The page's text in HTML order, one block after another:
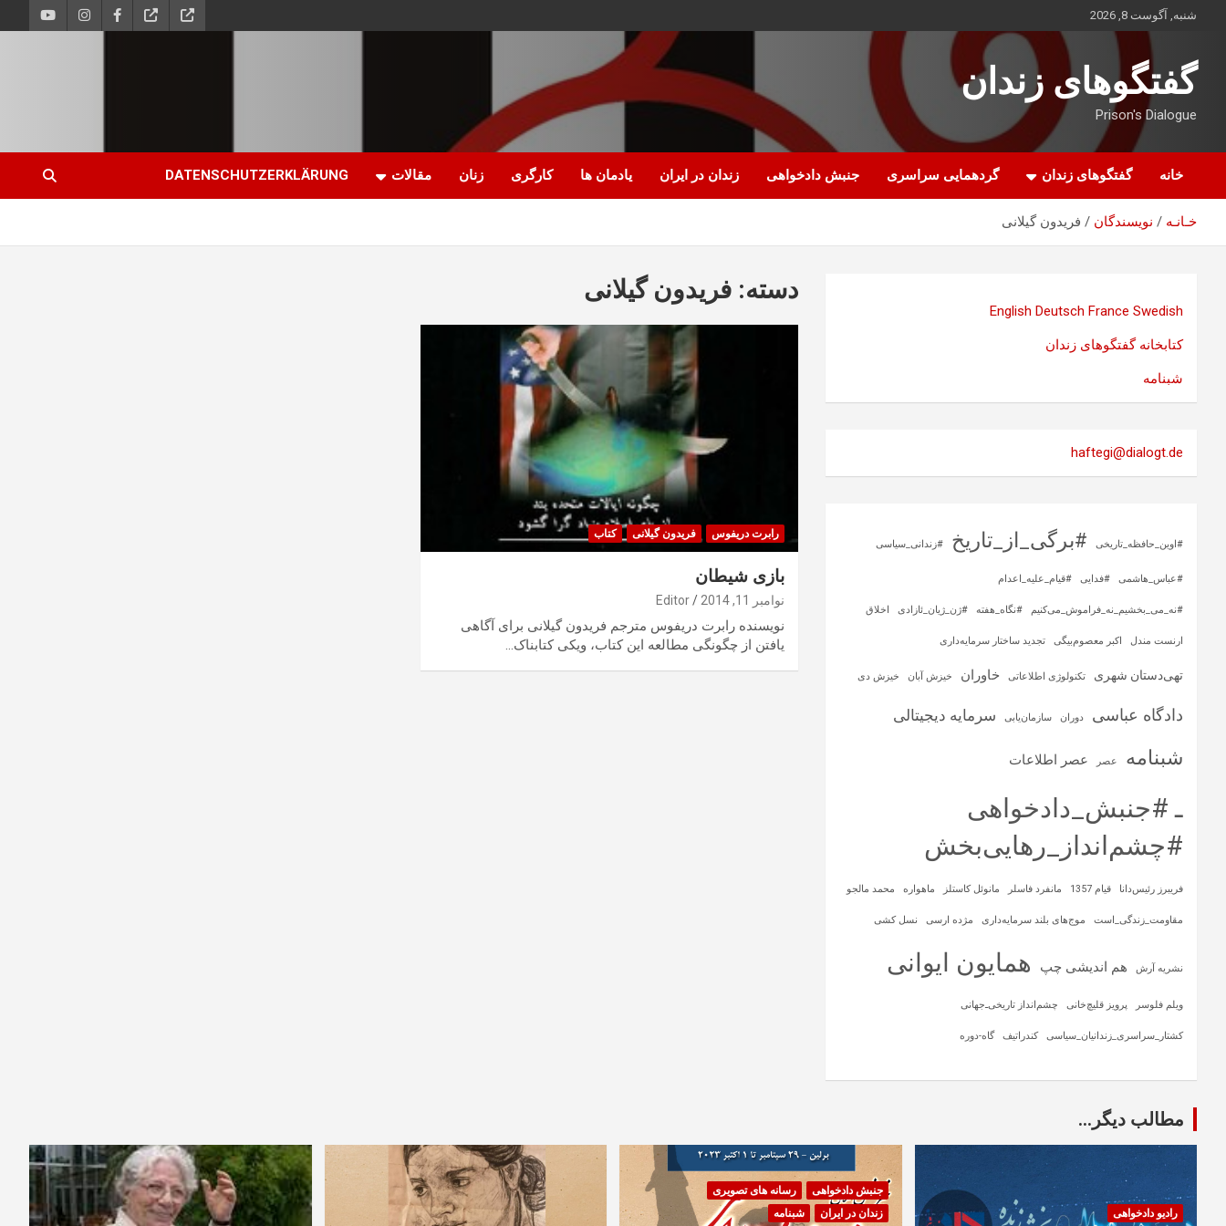
شنبه, آگوست 8, 2026
گفتگوهای زندان
Prison's Dialogue
خانه گفتگوهای زندان گردهمایی سراسری جنبش دادخواهی زندان در ایران یادمان ها کارگری زنان مقالات DATENSCHUTZERKLÄRUNG
خـانـه نویسندگان فریدون گیلانی
دسته: فریدون گیلانی
رابرت دریفوس فریدون گیلانی کتاب
بازی شیطان
نوامبر 11, 2014 Editor
نویسنده رابرت دریفوس مترجم فریدون گیلانی برای آگاهی
یافتن از چگونگی مطالعه این کتاب، ویکی کتابناک…
English Deutsch France Swedish
کتابخانه گفتگوهای زندان
شبنامه
haftegi@dialogt.de
#اوین_حافظه_تاریخی #برگی_از_تاریخ #زندانی_سیاسی
#عباس_هاشمی #فدایی #قیام_علیه_اعدام
#نه_می_بخشیم_نه_فراموش_می‌کنیم #نگاه_هفته #ژن_ژیان_ئازادی اخلاق
ارنست مندل اکبر معصوم‌بیگی تجدید ساختار سرمایه‌داری
تهی‌دستان شهری تکنولوژی اطلاعاتی خاوران خیزش آبان خیزش دی
دادگاه عباسی دوران سازمان‌یابی سرمایه‌ دیجیتالی
شبنامه عصر عصر اطلاعات
ـ #جنبش_دادخواهی
#چشم‌انداز_رهایی‌بخش
فریبرز رئیس‌دانا قیام 1357 مانفرد فاسلر مانوئل کاستلز ماهواره‌ محمد مالجو
مقاومت_زندگی_است موج‌های بلند سرمایه‌داری مژده ارسی نسل کشی
نشریه آرش هم اندیشی چپ همایون ایوانی
ویلم فلوسر پرویز قلیچ‌خانی چشم‌انداز تاریخی‌ـ‌جهانی
کشتار_سراسری_زندانیان_سیاسی کندراتیف گاه-دوره
مطالب دیگر...
رادیو دادخواهی
جنبش دادخواهی
رسانه های تصویری
زندان در ایران
شبنامه